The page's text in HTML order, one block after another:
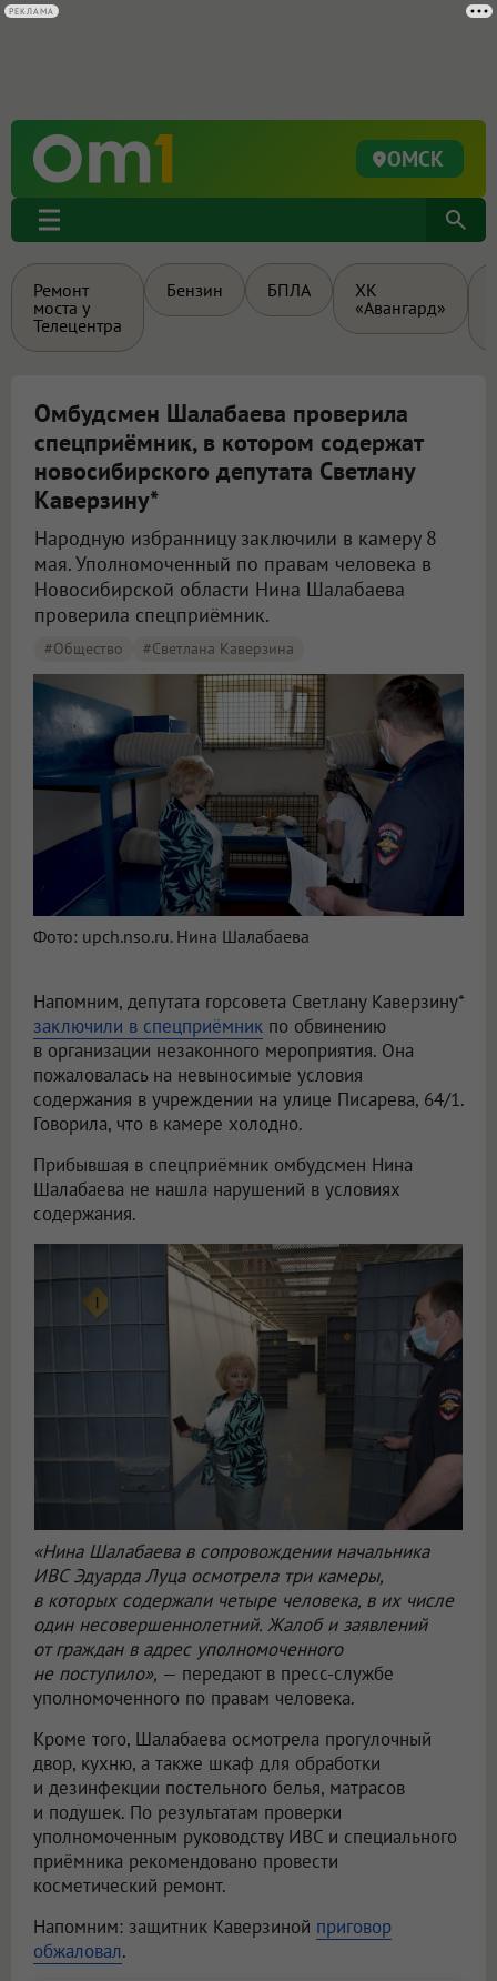
ОМСК
Ремонт
моста у
Телецентра
Бензин БПЛА
ХК
«Авангард»
Омбудсмен Шалабаева проверила
спецприёмник, в котором содержат
новосибирского депутата Светлану
Каверзину*
Народную избранницу заключили в камеру 8
мая. Уполномоченный по правам человека в
Новосибирской области Нина Шалабаева
проверила спецприёмник.
#Общество #Светлана Каверзина
Фото: upch.nso.ru. Нина Шалабаева
Напомним, депутата горсовета Светлану Каверзину*
заключили в спецприёмник по обвинению
в организации незаконного мероприятия. Она
пожаловалась на невыносимые условия
содержания в учреждении на улице Писарева, 64/1.
Говорила, что в камере холодно.
Прибывшая в спецприёмник омбудсмен Нина
Шалабаева не нашла нарушений в условиях
содержания.
«Нина Шалабаева в сопровождении начальника
ИВС Эдуарда Луца осмотрела три камеры,
в которых содержали четыре человека, в их числе
один несовершеннолетний. Жалоб и заявлений
от граждан в адрес уполномоченного
не поступило», — передают в пресс-службе
уполномоченного по правам человека.
Кроме того, Шалабаева осмотрела прогулочный
двор, кухню, а также шкаф для обработки
и дезинфекции постельного белья, матрасов
и подушек. По результатам проверки
уполномоченным руководству ИВС и специального
приёмника рекомендовано провести
косметический ремонт.
Напомним: защитник Каверзиной приговор
обжаловал.
РЕКЛАМА